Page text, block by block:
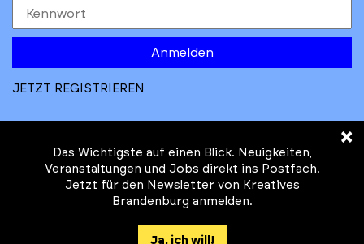
Anmelden
JETZT REGISTRIEREN
© Kreatives Brandenburg im Auftrag des
×
Das Wichtigste auf einen Blick. Neuigkeiten,
Veranstaltungen und Jobs direkt ins Postfach.
Jetzt für den Newsletter von Kreatives
Brandenburg anmelden.
Ja, ich will!